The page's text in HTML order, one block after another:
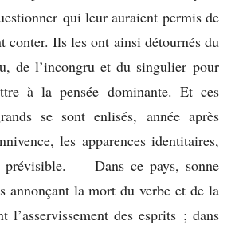
qui leur auraient permis de
conter. Ils les ont ainsi détournés du
de l’incongru et du singulier pour
à la pensée dominante. Et ces
se sont enlisés, année après
les apparences identitaires,
Dans ce pays, sonne
annonçant la mort du verbe et de la
l’asservissement des esprits ; dans